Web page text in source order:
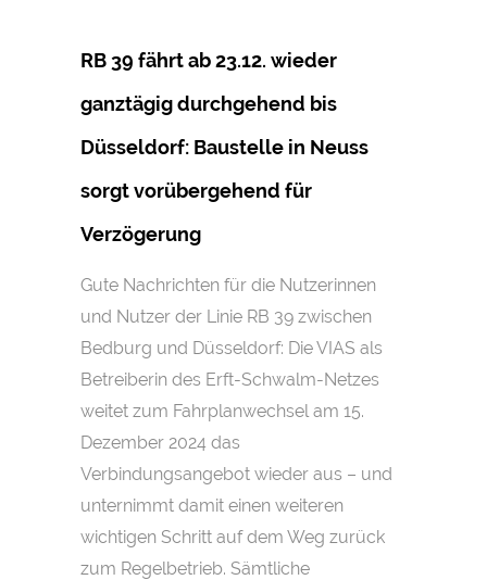
RB 39 fährt ab 23.12. wieder
ganztägig durchgehend bis
Düsseldorf: Baustelle in Neuss
sorgt vorübergehend für
Verzögerung
Gute Nachrichten für die Nutzerinnen
und Nutzer der Linie RB 39 zwischen
Bedburg und Düsseldorf: Die VIAS als
Betreiberin des Erft-Schwalm-Netzes
weitet zum Fahrplanwechsel am 15.
Dezember 2024 das
Verbindungsangebot wieder aus – und
unternimmt damit einen weiteren
wichtigen Schritt auf dem Weg zurück
zum Regelbetrieb. Sämtliche